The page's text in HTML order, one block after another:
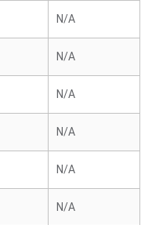
N/A
N/A
N/A
N/A
N/A
N/A